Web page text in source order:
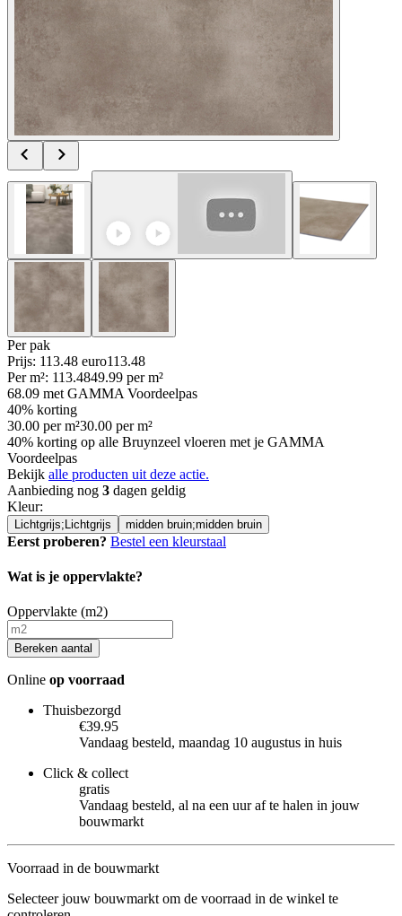
Per pak
Prijs: 113.48 euro113.48
Per m²: 113.4849.99 per m²
68.09 met GAMMA Voordeelpas
40% korting
30.00 per m²30.00 per m²
40% korting op alle Bruynzeel vloeren met je GAMMA
Voordeelpas
Bekijk alle producten uit deze actie.
Aanbieding nog 3 dagen geldig
Kleur:
Lichtgrijs;Lichtgrijs midden bruin;midden bruin
Eerst proberen? Bestel een kleurstaal
Wat is je oppervlakte?
Oppervlakte (m2)
Bereken aantal
Online op voorraad
Thuisbezorgd
€39.95
Vandaag besteld, maandag 10 augustus in huis
Click & collect
gratis
Vandaag besteld, al na een uur af te halen in jouw
bouwmarkt
Voorraad in de bouwmarkt
Selecteer jouw bouwmarkt om de voorraad in de winkel te